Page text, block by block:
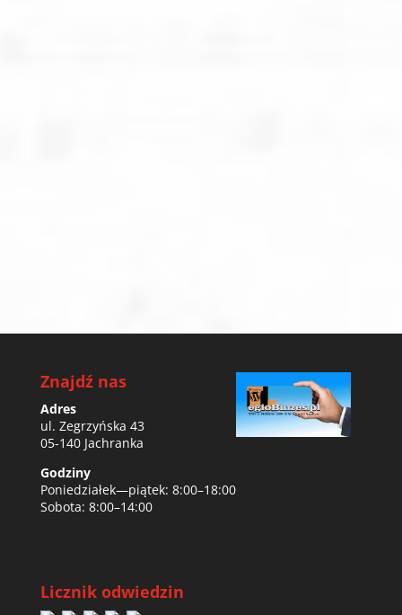
Znajdź nas
Adres
ul. Zegrzyńska 43
05-140 Jachranka
Godziny
Poniedziałek—piątek: 8:00–18:00
Sobota: 8:00–14:00
Licznik odwiedzin